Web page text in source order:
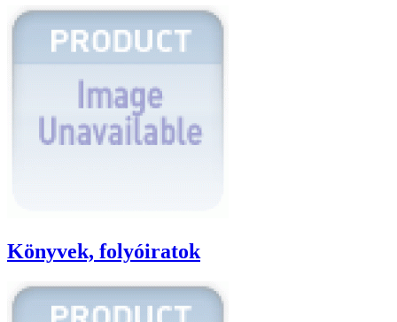
Könyvek, folyóiratok